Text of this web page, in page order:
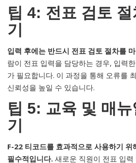
팁 4: 전표 검토
기
입력 후에는 반드시 전표 검토 절차를
람이 전표 입력을 담당하는 경우, 입력
가 필요합니다. 이 과정을 통해 오류를
신뢰성을 높일 수 있습니다.
팁 5: 교육 및 매
기
F-22 티코드를 효과적으로 사용하기 위
필수적입니다. 새로운 직원이 전표 입